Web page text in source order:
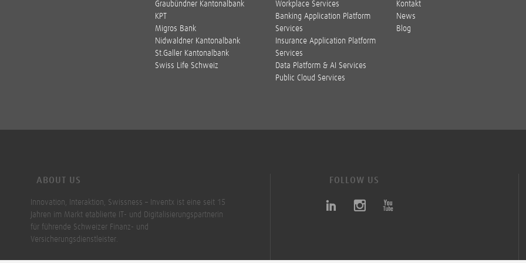
Graubündner Kantonalbank
KPT
Migros Bank
Nidwaldner Kantonalbank
St.Galler Kantonalbank
Swiss Life Schweiz
Workplace Services
Banking Application Platform
Services
Insurance Application Platform
Services
Data Platform & AI Services
Public Cloud Services
Kontakt
News
Blog
ABOUT US
Innovation, Interaktion, Swissness – Inventx ist eine seit 15
Jahren im Markt etablierte IT- und Digitalisierungspartnerin
für führende Schweizer Finanz- und
Versicherungsdienstleister.
FOLLOW US